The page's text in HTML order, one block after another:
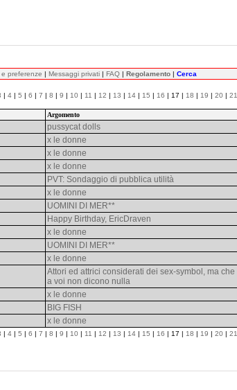
preferenze | Messaggi privati | FAQ | Regolamento | Cerca
| 4 | 5 | 6 | 7 | 8 | 9 | 10 | 11 | 12 | 13 | 14 | 15 | 16 | 17 | 18 | 19 | 20 | 21
Argomento
pussycat dolls
x le donne
x le donne
x le donne
PVT: Sondaggio di pubblica utilità
x le donne
UOMINI DI MER**
Happy Birthday, EricDraven
x le donne
UOMINI DI MER**
x le donne
Attori ed attrici considerati dei sex-symbol, ma che
a voi non dicono nulla
x le donne
BIG FISH
x le donne
| 4 | 5 | 6 | 7 | 8 | 9 | 10 | 11 | 12 | 13 | 14 | 15 | 16 | 17 | 18 | 19 | 20 | 21